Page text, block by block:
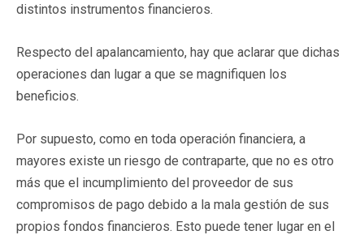
distintos instrumentos financieros.
Respecto del apalancamiento, hay que aclarar que dichas
operaciones dan lugar a que se magnifiquen los
beneficios.
Por supuesto, como en toda operación financiera, a
mayores existe un riesgo de contraparte, que no es otro
más que el incumplimiento del proveedor de sus
compromisos de pago debido a la mala gestión de sus
propios fondos financieros. Esto puede tener lugar en el